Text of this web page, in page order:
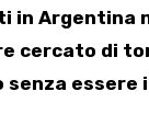
in Argentina
cercato di
senza essere